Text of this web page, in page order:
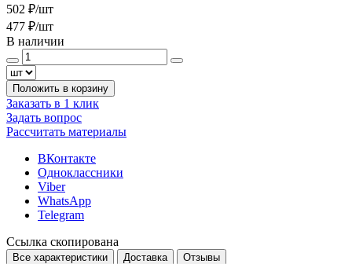
502 ₽/шт
477 ₽/шт
В наличии
Положить в корзину
Заказать в 1 клик
Задать вопрос
Рассчитать материалы
ВКонтакте
Одноклассники
Viber
WhatsApp
Telegram
Ссылка скопирована
Все характеристики Доставка Отзывы